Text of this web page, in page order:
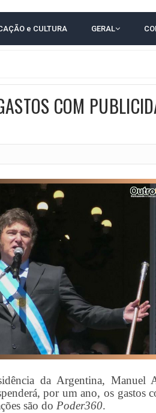
NA ARENA FONTE NOVA
E AVANÇA ÀS QUARTAS DE FINAL
e CULTURA GERAL
COM
da Argentina, Manuel
por um ano, os gastos
são do Poder360.